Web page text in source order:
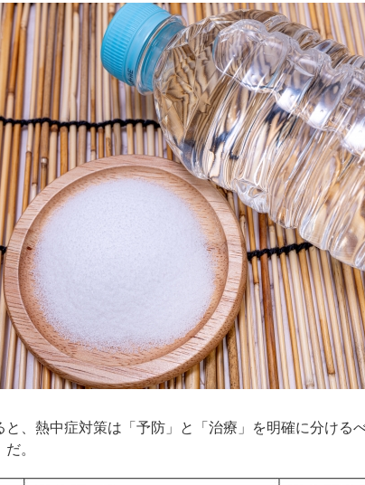
と、熱中症対策は「予防」と「治療」を明確に分ける
。